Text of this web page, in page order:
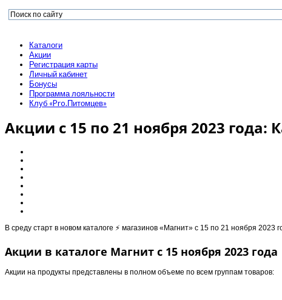
Каталоги
Акции
Регистрация карты
Личный кабинет
Бонусы
Программа лояльности
Клуб «Pro.Питомцев»
Акции с 15 по 21 ноября 2023 года:
В среду старт в новом каталоге ⚡️ магазинов «Магнит» с 15 по 21 ноября
Акции в каталоге Магнит с 15 ноября 2023 года
Акции на продукты представлены в полном объеме по всем группам товаров: